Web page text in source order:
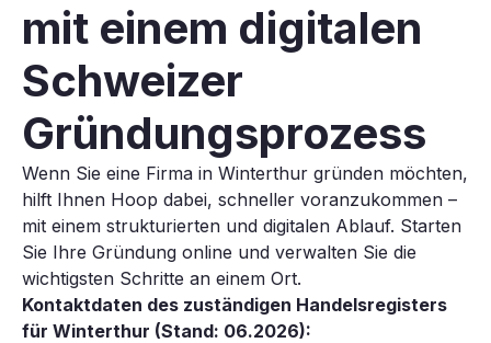
mit einem digitalen
Schweizer
Gründungsprozess
Wenn Sie eine Firma in Winterthur gründen möchten,
hilft Ihnen Hoop dabei, schneller voranzukommen –
mit einem strukturierten und digitalen Ablauf. Starten
Sie Ihre Gründung online und verwalten Sie die
wichtigsten Schritte an einem Ort.
Kontaktdaten des zuständigen Handelsregisters
für Winterthur (Stand: 06.2026):